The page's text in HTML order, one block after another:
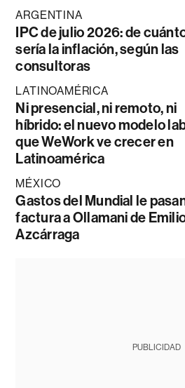
ARGENTINA
IPC de julio 2026: de
sería la inflación, según las
consultoras
LATINOAMÉRICA
Ni presencial, ni remoto, ni
híbrido: el nuevo modelo
que WeWork ve crecer en
Latinoamérica
MÉXICO
Gastos del Mundial le
factura a Ollamani de
Azcárraga
PUBLICIDAD